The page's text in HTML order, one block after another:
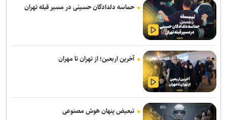
ادامه خریدهای خطیبی از تیم سابق/ نصیری به فجرسپاسی پیوست
بازگشت خلیفه و گودرزی به تمرینات آلومینیوم
ناکامی نماینده ایران در مسابقات ورزش های خیابانی
بازی‌های سرخابی‌ها به شهرقدس رفت/ استقلال خوزستان به تهران
بازگشت
حماسه دلدادگان حسینی در مسیر قبله تهران
آخرین اربعین؛ از تهران تا مهران
تبعیض پنهان هوش مصنوعی